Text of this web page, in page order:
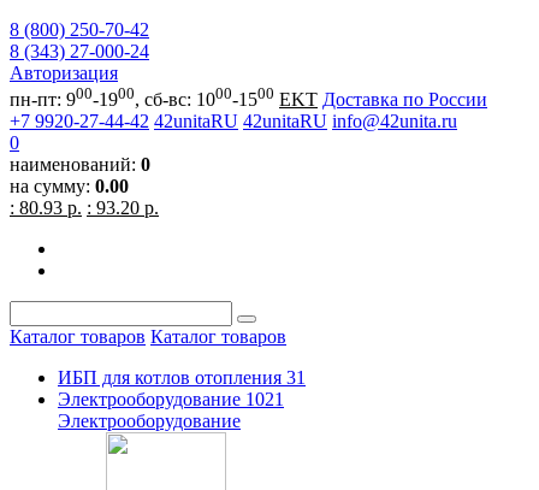
8 (800) 250-70-42
8 (343) 27-000-24
Авторизация
пн-пт: 900-1900, сб-вс: 1000-1500 EKT Доставка по России
+7 9920-27-44-42 42unitaRU 42unitaRU info@42unita.ru
0
наименований: 0
на сумму: 0.00
: 80.93 р. : 93.20 р.
Каталог товаров Каталог товаров
ИБП для котлов отопления 31
Электрооборудование 1021
Электрооборудование